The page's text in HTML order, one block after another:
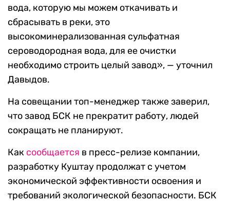
вода, которую мы можем откачивать и
сбрасывать в реки, это
высокоминерализованная сульфатная
сероводородная вода, для ее очистки
необходимо строить целый завод», — уточнил
Давыдов.
На совещании топ-менеджер также заверил,
что завод БСК не прекратит работу, людей
сокращать не планируют.
Как сообщается в пресс-релизе компании,
разработку Куштау продолжат с учетом
экономической эффективности освоения и
требований экологической безопасности. БСК